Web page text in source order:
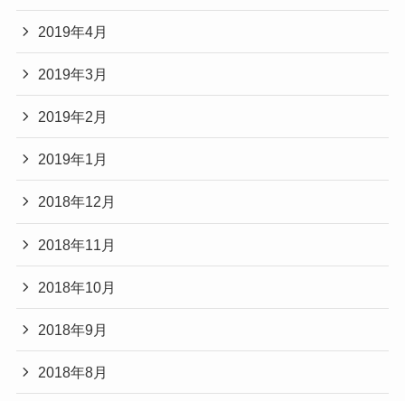
2019年4月
2019年3月
2019年2月
2019年1月
2018年12月
2018年11月
2018年10月
2018年9月
2018年8月